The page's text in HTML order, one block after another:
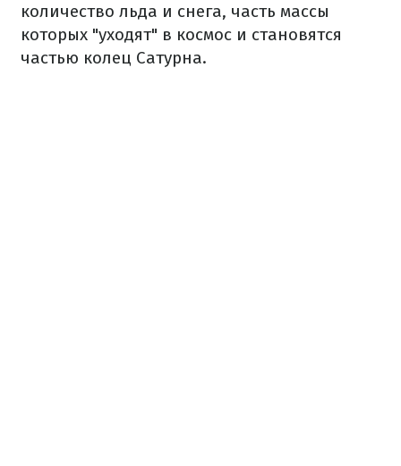
количество льда и снега, часть массы
которых "уходят" в космос и становятся
частью колец Сатурна.